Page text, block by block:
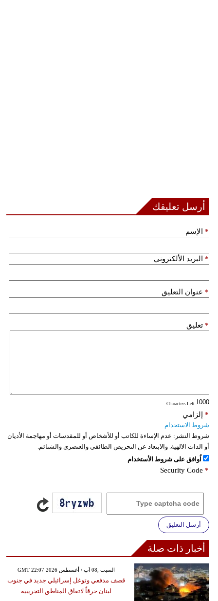
أرسل تعليقك
الإسم *
البريد الألكتروني *
عنوان التعليق *
تعليق *
: Characters Left
إلزامي *
شروط الاستخدام
شروط النشر: عدم الإساءة للكاتب أو للأشخاص أو للمقدسات أو مهاجمة الأديان
أو الذات الالهية. والابتعاد عن التحريض الطائفي والعنصري والشتائم.
اُوافق على شروط الأستخدام
Security Code *
أرسل التعليق
أخبار ذات صلة
GMT 22:07 2026 السبت ,08 آب / أغسطس
قصف مدفعي وتوغل إسرائيلي جديد في جنوب
لبنان خرقاً لاتفاق المناطق التجريبية